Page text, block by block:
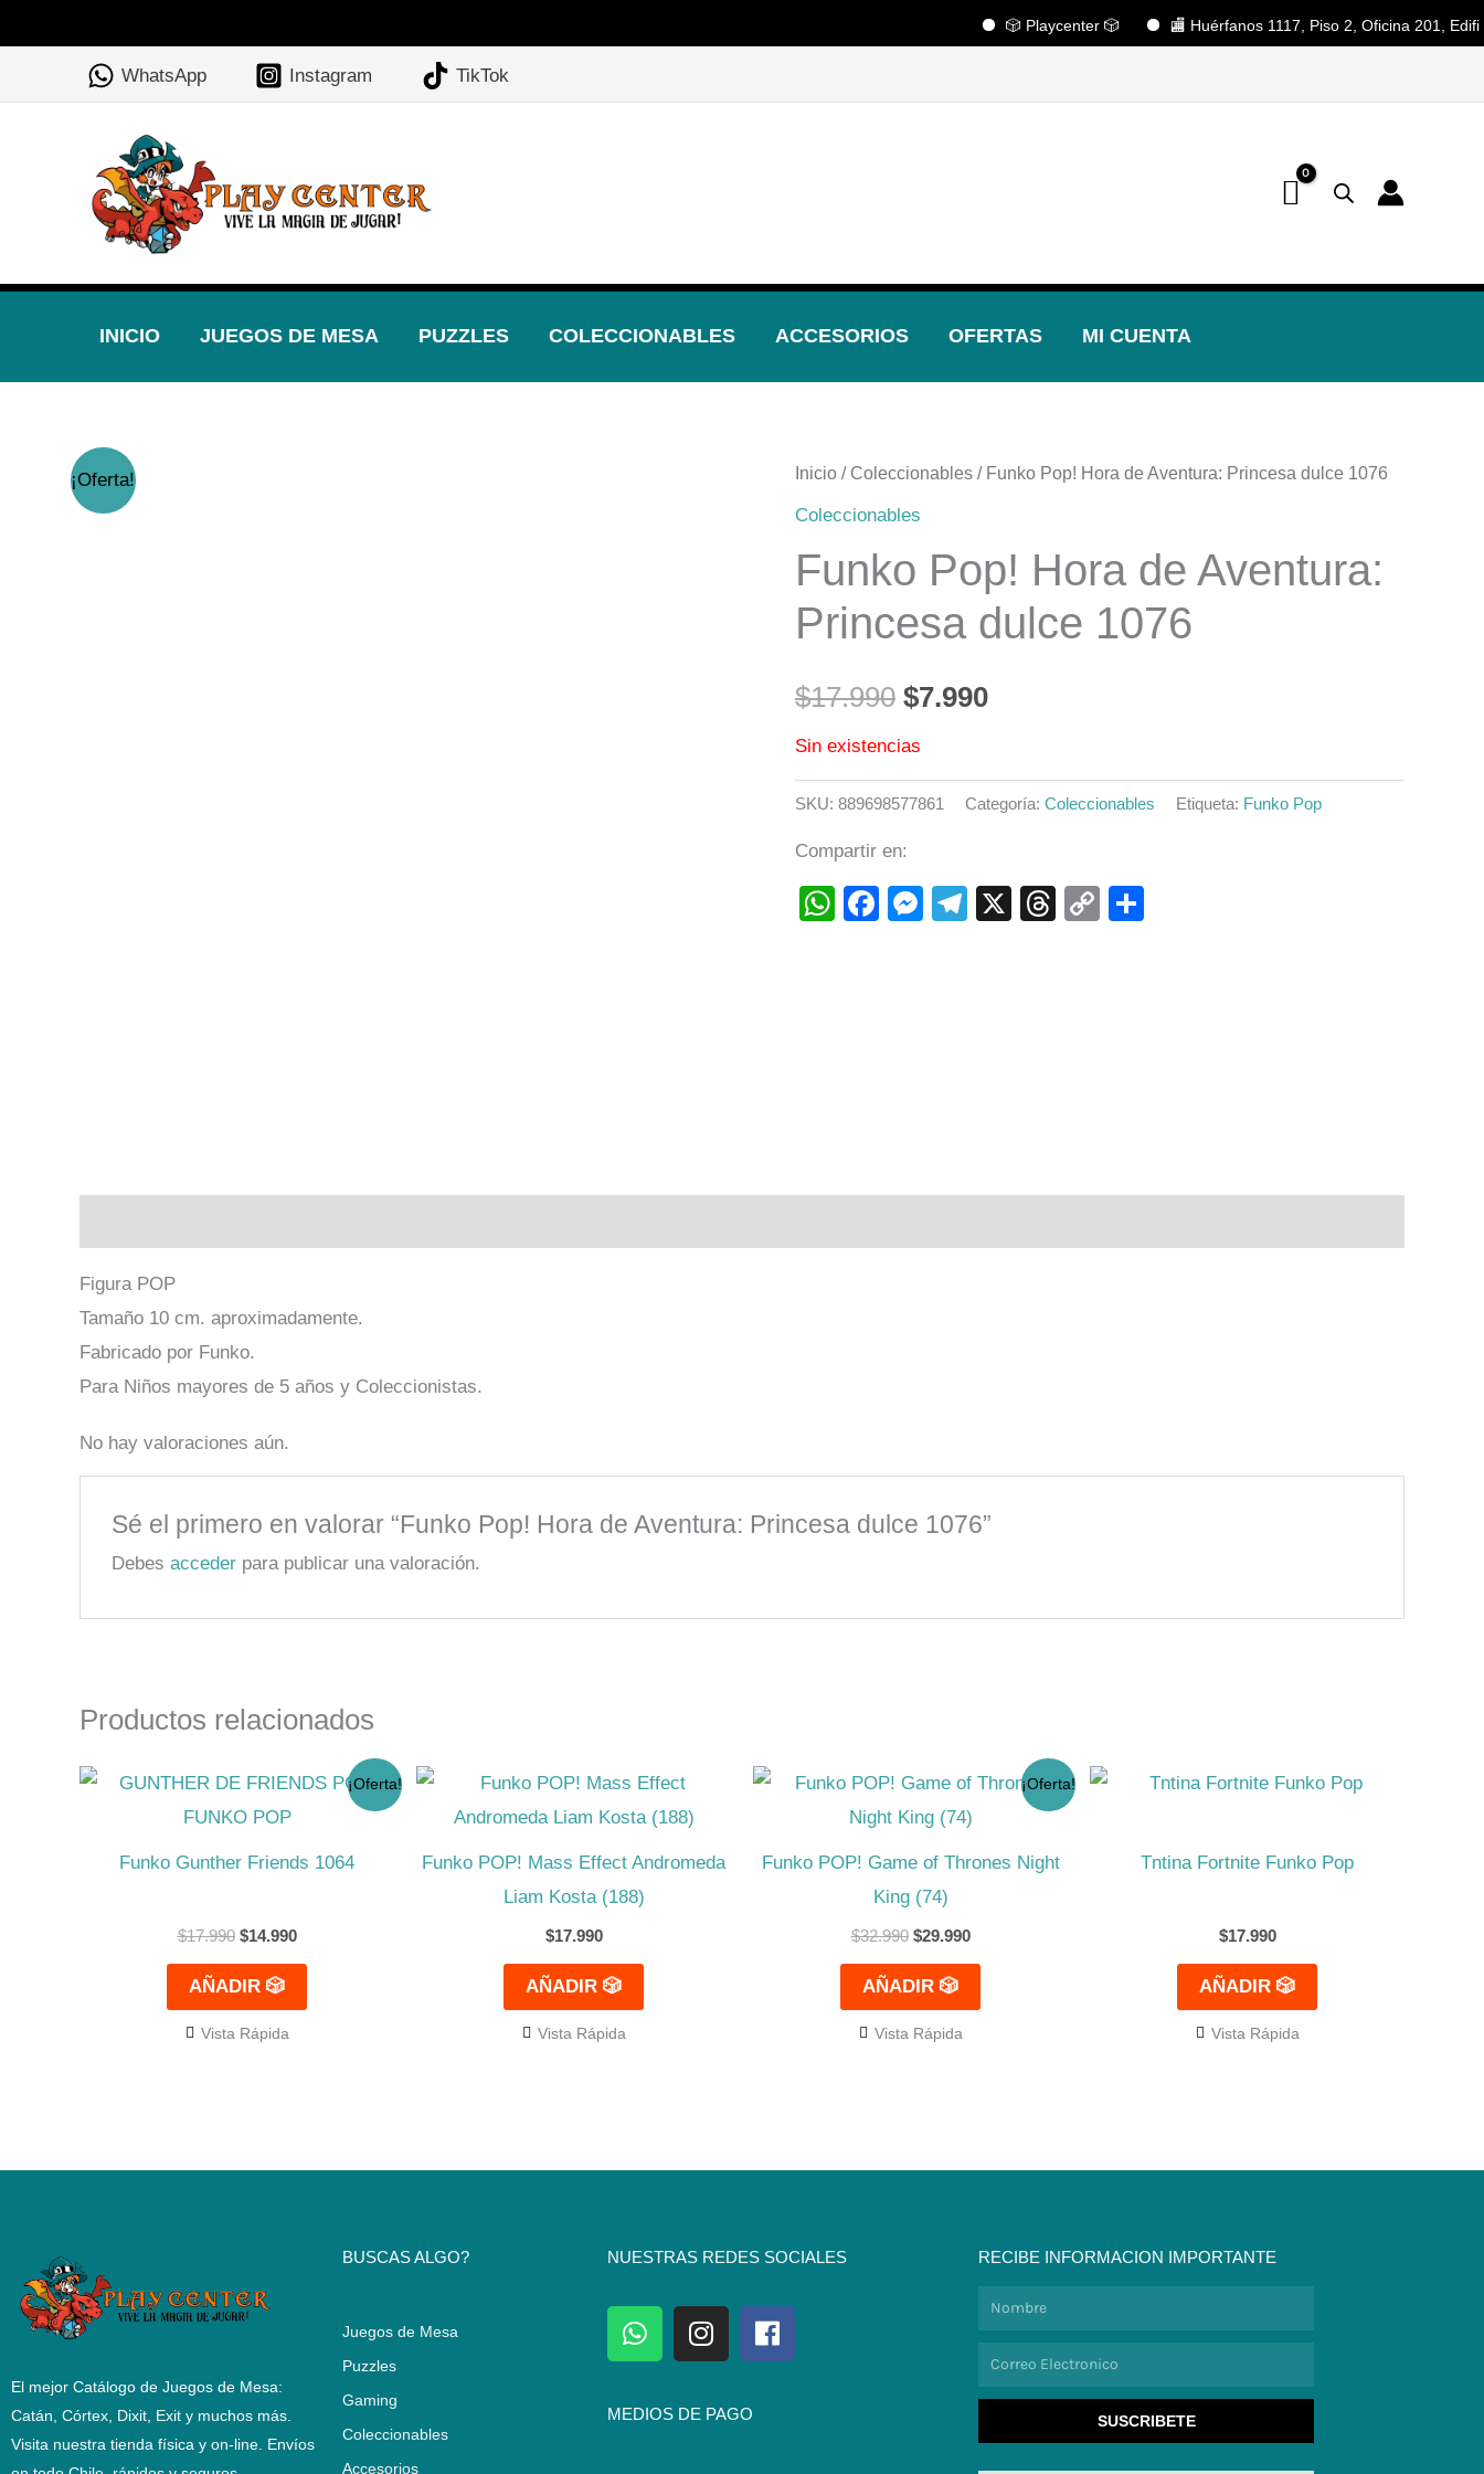
🎲 Playcenter 🎲 🏬 Huérfanos 1117, Piso 2, Oficina 201, Edificio
al
WhatsApp Instagram TikTok
INICIO JUEGOS DE MESA PUZZLES COLECCIONABLES ACCESORIOS OFERTAS MI CUENTA
¡Oferta! Inicio / Coleccionables / Funko Pop! Hora de Aventura: Princesa dulce 1076
Coleccionables
Funko Pop! Hora de Aventura:
Princesa dulce 1076
$17.990
El
original
era:
$17.990.
$7.990
El
actual
es:
$7.990.
Sin existencias
SKU: 889698577861 Categoría: Coleccionables Etiqueta: Funko Pop
Compartir en:
WhatsApp
Facebook
Messenger
Telegram
X Threads
Copy
Figura POP
Tamaño 10 cm. aproximadamente.
Fabricado por Funko.
Para Niños mayores de 5 años y Coleccionistas.
No hay valoraciones aún.
Sé el primero en valorar “Funko Pop! Hora de Aventura: Princesa dulce 1076”
Debesacceder para publicar una valoración.
Productos relacionados
¡Oferta!
Funko Gunther Friends 1064
$17.990
El
original
$17.990.
$14.990
El
$14.990.
AÑADIR 🎲
Vista Rápida
Funko POP! Mass Effect Andromeda
Liam Kosta (188)
$17.990
AÑADIR 🎲
Vista Rápida
¡Oferta!
Funko POP! Game of Thrones Night
King (74)
$32.990
El
original
$32.990.
$29.990
El
actual
$29.990.
AÑADIR 🎲
Vista Rápida
Tntina Fortnite Funko Pop
$17.990
AÑADIR 🎲
Vista Rápida
El mejor Catálogo de Juegos de Mesa:
Catán, Córtex, Dixit, Exit y muchos más.
Visita nuestra tienda física y on-line. Envíos
BUSCAS ALGO?
Juegos de Mesa
Puzzles
Gaming
Coleccionables
Accesorios
NUESTRAS REDES SOCIALES
W
h
t
s
I
n
t
a
F
a
MEDIOS DE PAGO
RECIBE INFORMACION IMPORTANTE
SUSCRIBETE
📢 ¡OFERTAS! 🔥